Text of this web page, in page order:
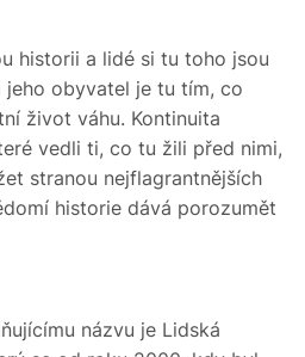
historii a lidé si tu toho jsou
jeho obyvatel je tu tím, co
život váhu. Kontinuita
vedli ti, co tu žili před nimi,
stranou nejflagrantnějších
historie dává porozumět
názvu je Lidská